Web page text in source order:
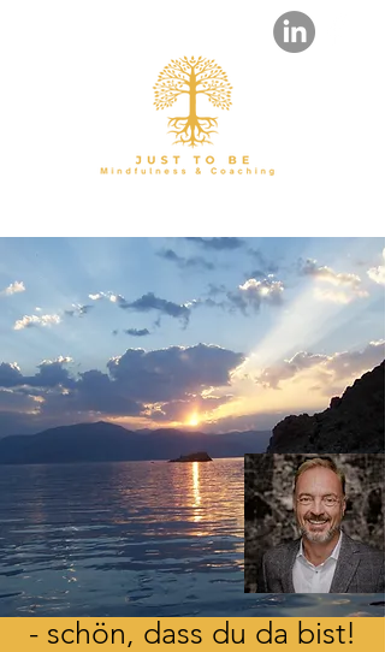
Herzlich Willkommen
- schön, dass du da bist!